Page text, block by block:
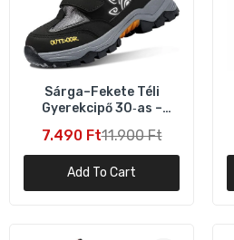
Sárga–Fekete Téli
Gyerekcipő 30‑as –
7.490 Ft11.900 Ft
Add To Cart